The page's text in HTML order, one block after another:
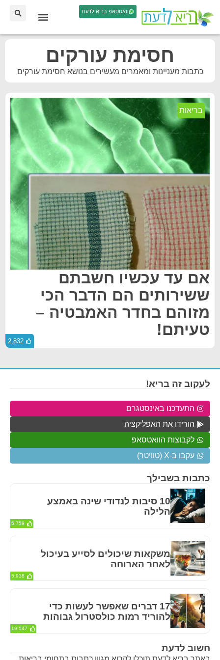
וואטסאפ בריא לדעת
חסימת עורקים
כתבות מעניינות ומאמרים מעשירים בנושא חסימת עורקים
בריאות
אם עד עכשיו חשבתם
ששירותים הם הדבר הכי
מזוהם בחדר האמבטיה –
טעיתם!
2,832
חשוב לדעת
כתבות בשבילך
10 סיבות לנדודי שינה באמצע
הלילה
5,759
משקאות שיכולים לסייע בעיכול
לאחר הארוחה
5,918
17 דברים שאפשר לעשות כדי
להוריד רמות כולסטרול גבוהות
19,547
לעקוב זה בריא!
התעדכנו באינסטגרם
הורידו את האפליקציה
לקבוצות הוואטסאפ
עקבו ב-X (טוויטר)